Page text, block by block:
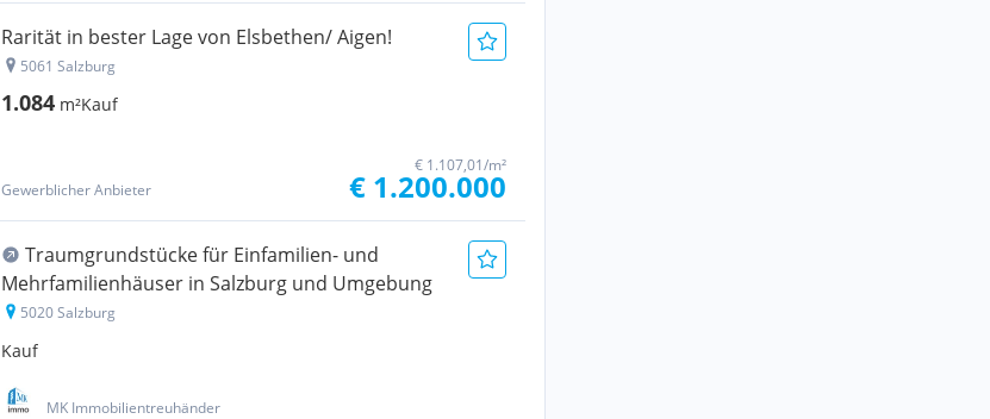
Rarität in bester Lage von Elsbethen/ Aigen!
5061 Salzburg
1.084 m²Kauf
Gewerblicher Anbieter
€ 1.107,01/m²
€ 1.200.000
Traumgrundstücke für Einfamilien- und
Mehrfamilienhäuser in Salzburg und Umgebung
5020 Salzburg
Kauf
MK Immobilientreuhänder